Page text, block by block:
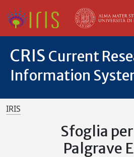
CRIS Current
Information
IRIS
Sfoglia
Palgrave